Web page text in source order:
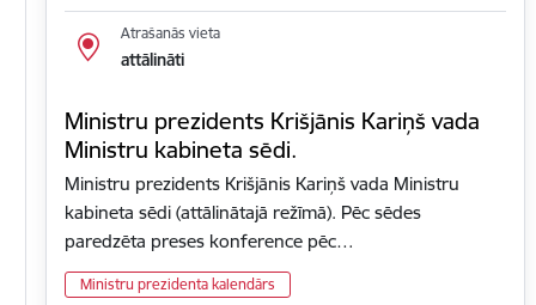
Atrašanās vieta
attālināti
Ministru prezidents Krišjānis Kariņš vada
Ministru kabineta sēdi.
Ministru prezidents Krišjānis Kariņš vada Ministru
kabineta sēdi (attālinātajā režīmā). Pēc sēdes
paredzēta preses konference pēc…
Ministru prezidenta kalendārs